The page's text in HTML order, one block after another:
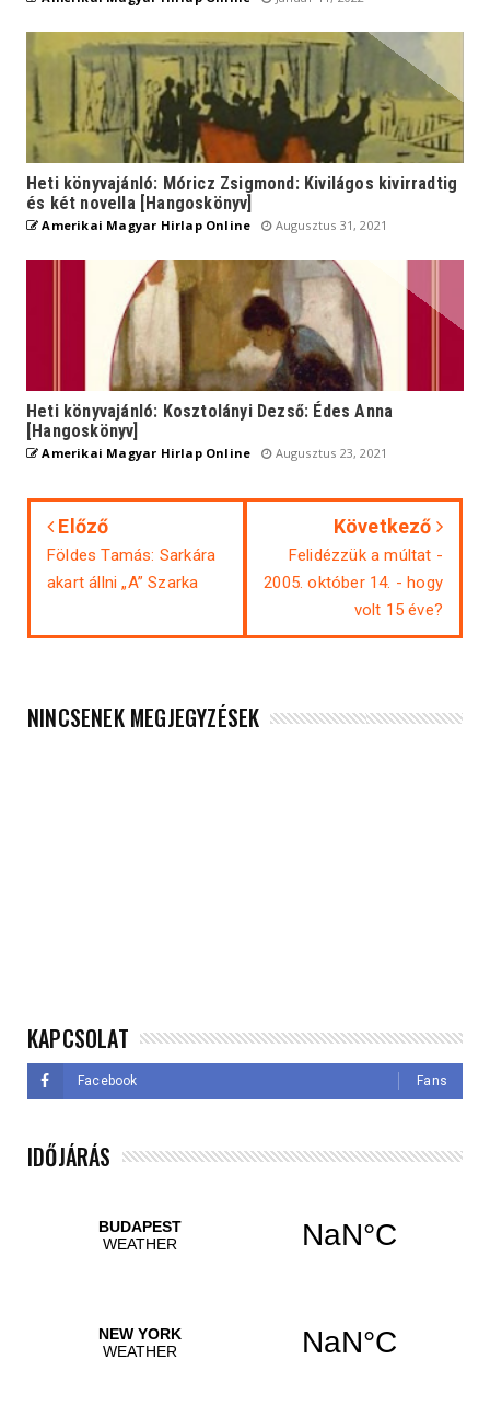
Heti könyvajánló: Móricz Zsigmond: Kivilágos kivirradtig
és két novella [Hangoskönyv]
Amerikai Magyar Hirlap Online Augusztus 31, 2021
Heti könyvajánló: Kosztolányi Dezső: Édes Anna
[Hangoskönyv]
Amerikai Magyar Hirlap Online Augusztus 23, 2021
Előző
Földes Tamás: Sarkára
akart állni „A” Szarka
Következő
Felidézzük a múltat -
2005. október 14. - hogy
volt 15 éve?
NINCSENEK MEGJEGYZÉSEK
KAPCSOLAT
Facebook Fans
IDŐJÁRÁS